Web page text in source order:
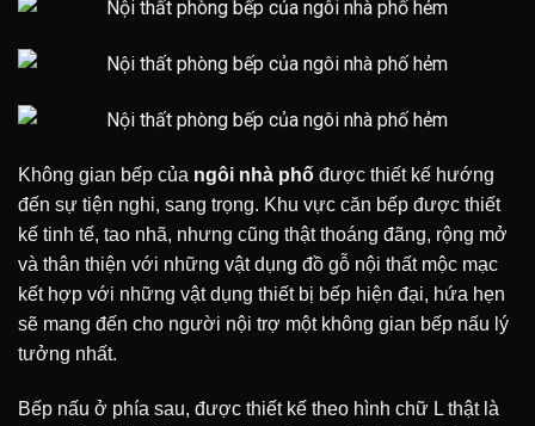
Không gian bếp của ngôi nhà phố được thiết kế hướng
đến sự tiện nghi, sang trọng. Khu vực căn bếp được thiết
kế tinh tế, tao nhã, nhưng cũng thật thoáng đãng, rộng mở
và thân thiện với những vật dụng đồ gỗ nội thất mộc mạc
kết hợp với những vật dụng thiết bị bếp hiện đại, hứa hẹn
sẽ mang đến cho người nội trợ một không gian bếp nấu lý
tưởng nhất.
Bếp nấu ở phía sau, được thiết kế theo hình chữ L thật là